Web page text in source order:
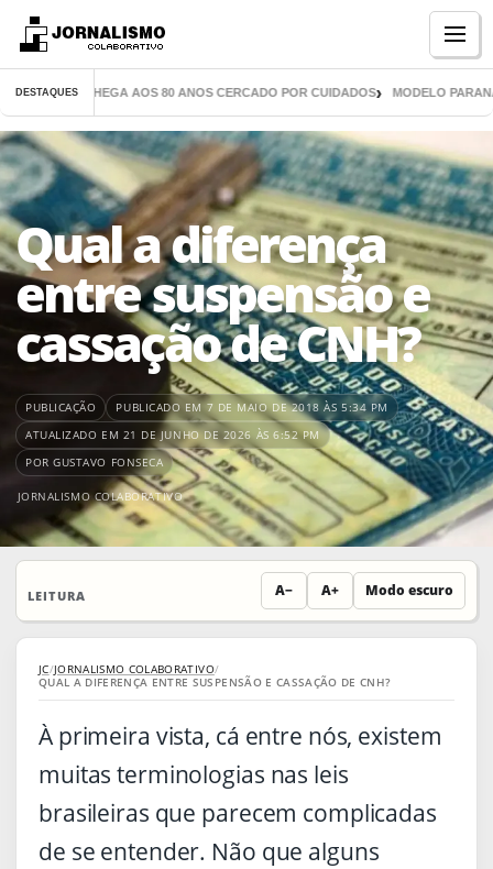
DESTAQUES
LIVROS CHEGA AOS 80 ANOS CERCADO POR CUIDADOS MODELO
Qual a diferença
entre suspensão e
cassação de CNH?
PUBLICAÇÃO
PUBLICADO EM 7 DE MAIO DE 2018 ÀS 5:34 PM
ATUALIZADO EM 21 DE JUNHO DE 2026 ÀS 6:52 PM
POR GUSTAVO FONSECA
JORNALISMO COLABORATIVO
LEITURA A− A+ Modo escuro
JC/JORNALISMO COLABORATIVO/
QUAL A DIFERENÇA ENTRE SUSPENSÃO E CASSAÇÃO DE CNH?
À primeira vista, cá entre nós, existem
muitas terminologias nas leis
brasileiras que parecem complicadas
de se entender. Não que alguns